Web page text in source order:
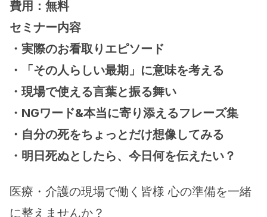
費用：無料
セミナー内容
・実際のお看取りエピソード
・「その人らしい最期」に意味を考える
・現場で使える言葉と振る舞い
・NGワード&本当に寄り添えるフレーズ集
・自分の死をちょっとだけ想像してみる
・明日死ぬとしたら、今日何を伝えたい？
医療・介護の現場で働く皆様 心の準備を一緒
に整えませんか？